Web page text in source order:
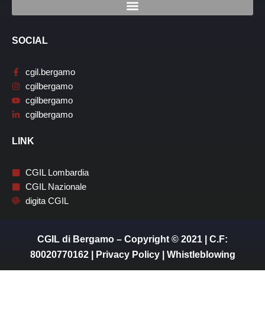
SOCIAL
cgil.bergamo
cgilbergamo
cgilbergamo
cgilbergamo
LINK
CGIL Lombardia
CGIL Nazionale
digita CGIL
CGIL di Bergamo – Copyright © 2021 | C.F:
80020770162 |
Privacy Policy| Whistleblowing